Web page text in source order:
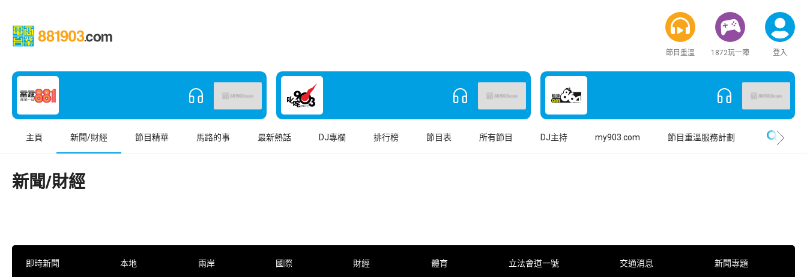
節目重溫 1872玩一陣 登入
主頁 新聞/財經 節目精華 馬路的事 最新熱話 DJ專欄 排行榜 節目表 所有節目 DJ主持 my903.com 節目重溫服務計劃
新聞/財經
即時新聞 本地 兩岸 國際 財經 體育 立法會道一號 交通消息 新聞專題